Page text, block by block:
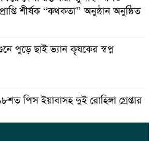
শীর্ষক “কথকতা” অনুষ্ঠান অনুষ্ঠিত
পুড়ে ছাই ভ্যান কৃষকের স্বপ্ন
পিস ইয়াবাসহ দুই রোহিঙ্গা গ্রেপ্তার